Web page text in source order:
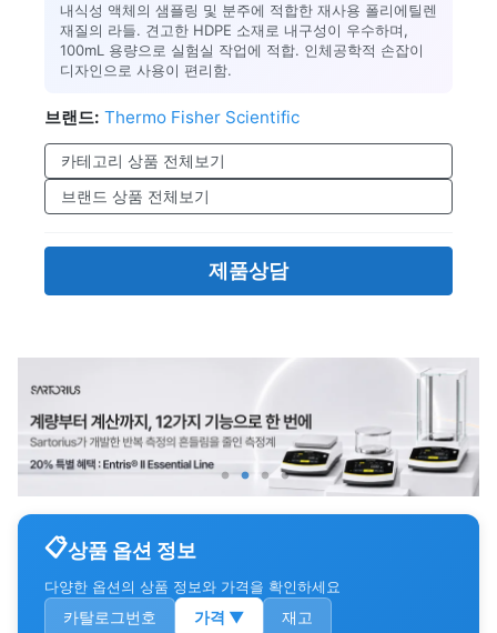
내식성 액체의 샘플링 및 분주에 적합한 재사용 폴리에틸렌
재질의 라들. 견고한 HDPE 소재로 내구성이 우수하며,
100mL 용량으로 실험실 작업에 적합. 인체공학적 손잡이
디자인으로 사용이 편리함.
브랜드: Thermo Fisher Scientific
카테고리 상품 전체보기
브랜드 상품 전체보기
제품상담
상품 옵션 정보
다양한 옵션의 상품 정보와 가격을 확인하세요
카탈로그번호 가격 ▼ 재고